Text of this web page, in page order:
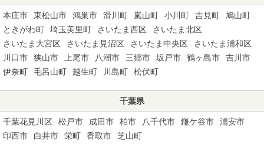
本庄市 東松山市 鴻巣市 滑川町 嵐山町 小川町 吉見町
鳩山町
ときがわ町
埼玉美里町 さいたま西区
さいたま北区
さいたま大宮区
さいたま見沼区 さいたま中央区
さいたま浦和区
川口市
狭山市 上尾市 八潮市 三郷市 坂戸市 鶴ヶ島市
吉川市
伊奈町
毛呂山町 越生町 川島町 松伏町
千葉県
千葉花見川区 松戸市 成田市 柏市 八千代市 鎌ケ谷市
浦安市
印西市
白井市 栄町 香取市 芝山町